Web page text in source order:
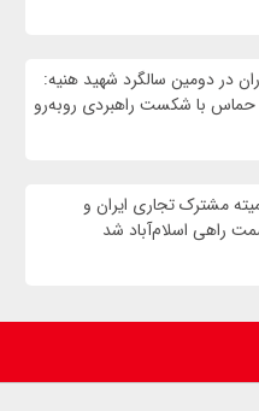
در دومین سالگرد شهید هنیه:
با شکست راهبردی روبه‌رو
مشترک تجاری ایران و
راهی اسلام‌آباد شد